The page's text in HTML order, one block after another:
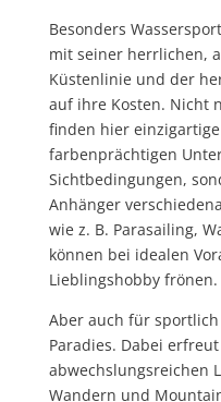
Besonders
mit seiner herrlichen,
Küstenlinie und der
auf ihre Kosten. Nicht
finden hier
farbenprächtigen
Sichtbedingungen,
Anhänger
wie z. B. Parasailing,
können bei idealen
Lieblingshobby frönen.
Aber auch für
Paradies. Dabei
abwechslungsreichen
Wandern und